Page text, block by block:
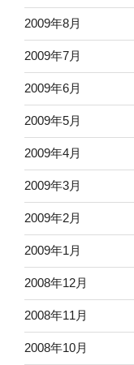
2009年8月
2009年7月
2009年6月
2009年5月
2009年4月
2009年3月
2009年2月
2009年1月
2008年12月
2008年11月
2008年10月